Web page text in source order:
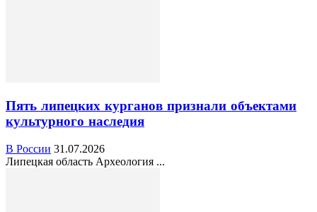
Пять липецких курганов признали объектами
культурного наследия
В России 31.07.2026
Липецкая область Археология ...